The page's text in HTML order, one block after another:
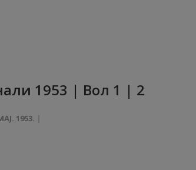
1953 | Вол 1 | 2
1953.